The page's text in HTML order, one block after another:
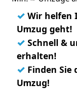
✓ Wir helfen
Umzug geht!
✓ Schnell &
erhalten!
✓ Finden
Umzug!